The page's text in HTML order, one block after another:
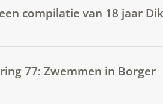
compilatie van 18 jaar
77: Zwemmen in Borger